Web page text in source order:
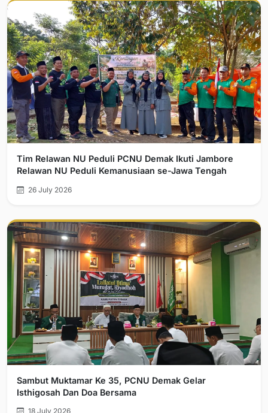
Tim Relawan NU Peduli PCNU Demak Ikuti Jambore
Relawan NU Peduli Kemanusiaan se-Jawa Tengah
26 July 2026
Sambut Muktamar Ke 35, PCNU Demak Gelar
Isthigosah Dan Doa Bersama
18 July 2026